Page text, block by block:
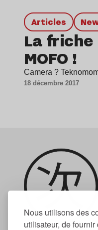
Nous utilisons des
utilisateur, de
Articles
La
MOFO !
Camera ?
18 décembre 2017